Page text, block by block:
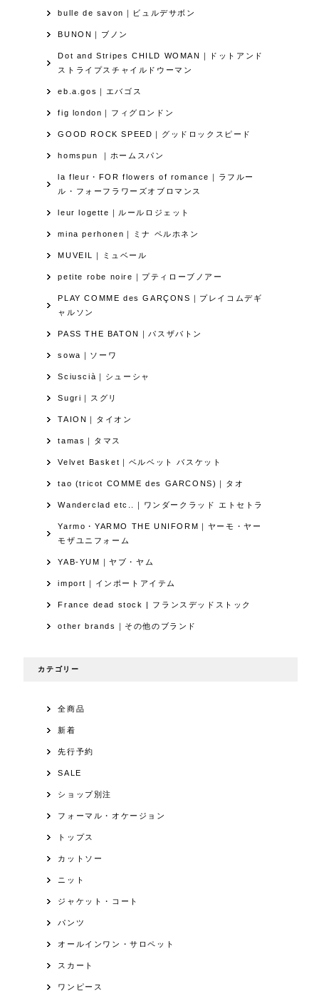
bulle de savon｜ビュルデサボン
BUNON｜ブノン
Dot and Stripes CHILD WOMAN｜ドットアンド
ストライプスチャイルドウーマン
eb.a.gos｜エバゴス
fig london｜フィグロンドン
GOOD ROCK SPEED｜グッドロックスピード
homspun ｜ホームスパン
la fleur・FOR flowers of romance｜ラフルー
ル・フォーフラワーズオブロマンス
leur logette｜ルールロジェット
mina perhonen｜ミナ ペルホネン
MUVEIL｜ミュベール
petite robe noire｜プティローブノアー
PLAY COMME des GARÇONS｜プレイコムデギ
ャルソン
PASS THE BATON｜パスザバトン
sowa｜ソーワ
Sciuscià｜シューシャ
Sugri｜スグリ
TAION｜タイオン
tamas｜タマス
Velvet Basket｜ベルベット バスケット
tao (tricot COMME des GARCONS)｜タオ
Wanderclad etc..｜ワンダークラッド エトセトラ
Yarmo・YARMO THE UNIFORM｜ヤーモ・ヤー
モザユニフォーム
YAB-YUM｜ヤブ・ヤム
import｜インポートアイテム
France dead stock | フランスデッドストック
other brands｜その他のブランド
カテゴリー
全商品
新着
先行予約
SALE
ショップ別注
フォーマル・オケージョン
トップス
カットソー
ニット
ジャケット・コート
パンツ
オールインワン・サロペット
スカート
ワンピース